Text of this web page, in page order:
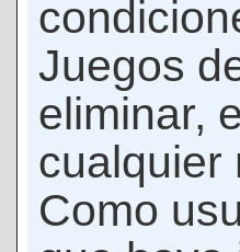
Juegos
eliminar,
cualquier
Como